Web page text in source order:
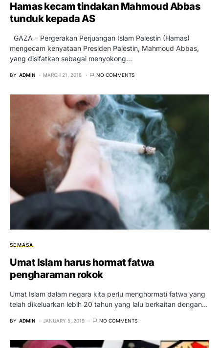
Hamas kecam tindakan Mahmoud Abbas
tunduk kepada AS
GAZA – Pergerakan Perjuangan Islam Palestin (Hamas)
mengecam kenyataan Presiden Palestin, Mahmoud Abbas,
yang disifatkan sebagai menyokong…
BY ADMIN MARCH 21, 2018 NO COMMENTS
SEMASA
Umat Islam harus hormat fatwa
pengharaman rokok
Umat Islam dalam negara kita perlu menghormati fatwa yang
telah dikeluarkan lebih 20 tahun yang lalu berkaitan dengan…
BY ADMIN JANUARY 5, 2019 NO COMMENTS